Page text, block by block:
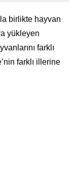
birlikte hayvan
yükleyen
farklı
farklı illerine